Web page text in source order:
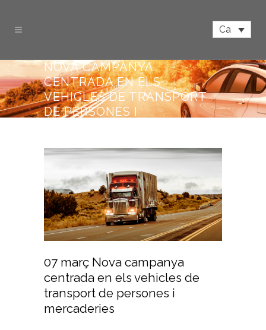
Ca
NOVA CAMPANYA
CENTRADA EN ELS
VEHICLES DE TRANSPORT
DE PERSONES I
07 març Nova campanya
centrada en els vehicles de
transport de persones i
mercaderies